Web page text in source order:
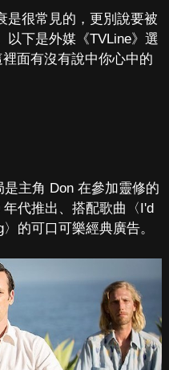
是很常見的，更別說要被
以下是外媒《TVLine》選
面有沒有說中你心中的
主角 Don 在參加靈修的
代推出、搭配歌曲〈I'd
的可口可樂經典廣告。